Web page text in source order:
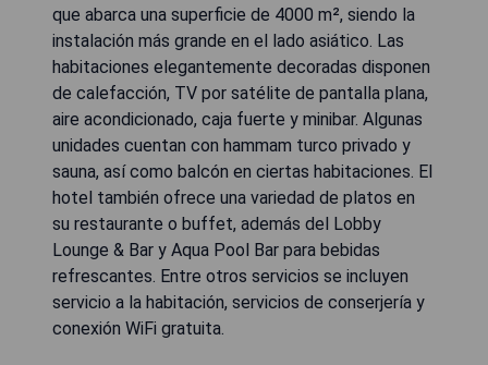
que abarca una superficie de 4000 m², siendo la
instalación más grande en el lado asiático. Las
habitaciones elegantemente decoradas disponen
de calefacción, TV por satélite de pantalla plana,
aire acondicionado, caja fuerte y minibar. Algunas
unidades cuentan con hammam turco privado y
sauna, así como balcón en ciertas habitaciones. El
hotel también ofrece una variedad de platos en
su restaurante o buffet, además del Lobby
Lounge & Bar y Aqua Pool Bar para bebidas
refrescantes. Entre otros servicios se incluyen
servicio a la habitación, servicios de conserjería y
conexión WiFi gratuita.